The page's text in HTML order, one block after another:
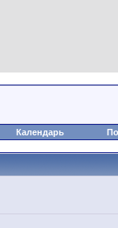
Календарь